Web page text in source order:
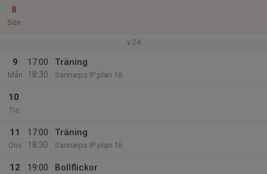
8
Sön
v.24
9
Mån
17:00
18:30
Träning
Sannarps IP plan 16
10
Tis
11
Ons
17:00
18:30
Träning
Sannarps IP plan 16
12
19:00
Bollflickor